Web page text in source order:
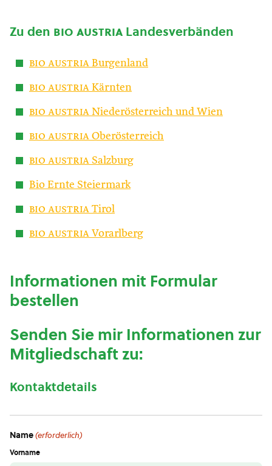
Zu den bio austria Landesverbänden
bio austria Burgenland
bio austria Kärnten
bio austria Niederösterreich und Wien
bio austria Oberösterreich
bio austria Salzburg
Bio Ernte Steiermark
bio austria Tirol
bio austria Vorarlberg
Informationen mit Formular
bestellen
Senden Sie mir Informationen zur
Mitgliedschaft zu:
Kontaktdetails
Name(erforderlich)
Vorname